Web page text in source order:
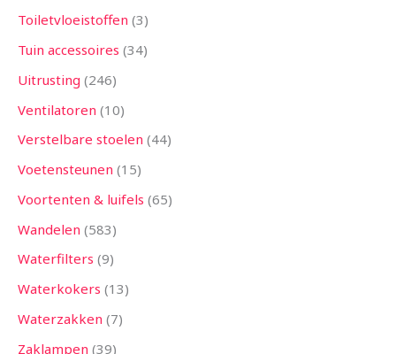
Toiletvloeistoffen 3
Tuin accessoires 34
Uitrusting 246
Ventilatoren 10
Verstelbare stoelen 44
Voetensteunen 15
Voortenten & luifels 65
Wandelen 583
Waterfilters 9
Waterkokers 13
Waterzakken 7
Zaklampen 39